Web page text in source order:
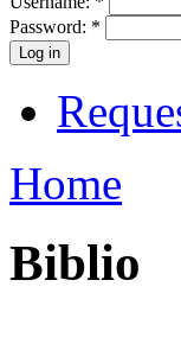
Password: *
Home
Biblio